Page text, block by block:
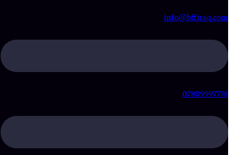
info@bffiraq.com
07809997778